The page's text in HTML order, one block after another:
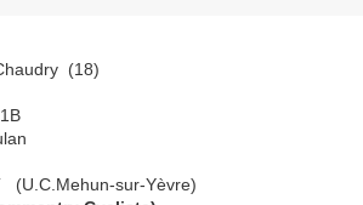
(18)
(U.C.Mehun-sur-Yèvre)